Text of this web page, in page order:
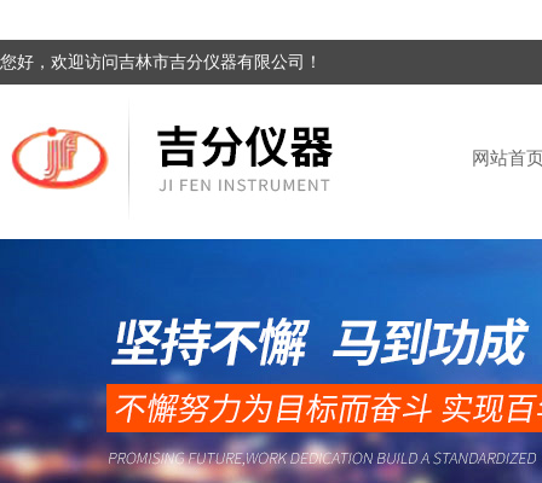
您好，欢迎访问吉林市吉分仪器有限公司！
网站首